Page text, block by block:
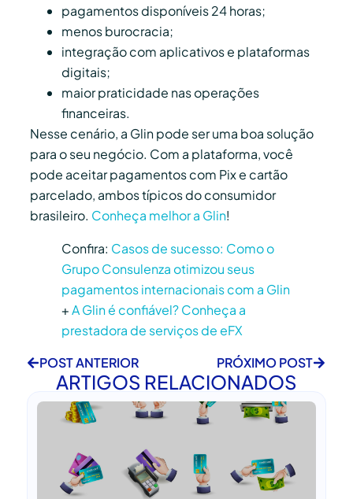
pagamentos disponíveis 24 horas;
menos burocracia;
integração com aplicativos e plataformas
digitais;
maior praticidade nas operações
financeiras.
Nesse cenário, a Glin pode ser uma boa solução
para o seu negócio. Com a plataforma, você
pode aceitar pagamentos com Pix e cartão
parcelado, ambos típicos do consumidor
brasileiro. Conheça melhor a Glin!
Confira: Casos de sucesso: Como o
Grupo Consulenza otimizou seus
pagamentos internacionais com a Glin
+A Glin é confiável? Conheça a
prestadora de serviços de eFX
POST ANTERIOR
PRÓXIMO POST
ARTIGOS RELACIONADOS